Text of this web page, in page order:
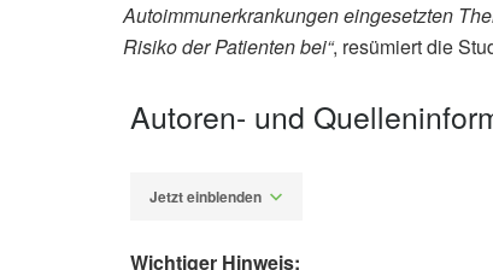
Autoimmunerkrankungen eingesetzten
Risiko der Patienten bei“, resümiert die
Autoren- und
Jetzt einblenden
Wichtiger Hinweis: